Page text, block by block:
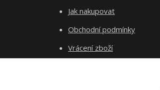
Jak nakupovat
Obchodní podmínky
Vrácení zboží